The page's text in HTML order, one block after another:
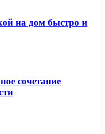
на дом быстро и
сочетание